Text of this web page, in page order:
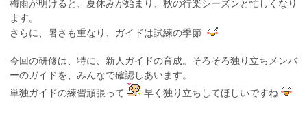
梅雨が明けると、夏休みが始まり、秋の行楽シーズンと忙しくなり
ます。
さらに、暑さも重なり、ガイドは試練の季節
今回の研修は、特に、新人ガイドの育成。そろそろ独り立ちメンバ
ーのガイドを、みんなで確認しあいます。
単独ガイドの練習頑張って
早く独り立ちしてほしいですね